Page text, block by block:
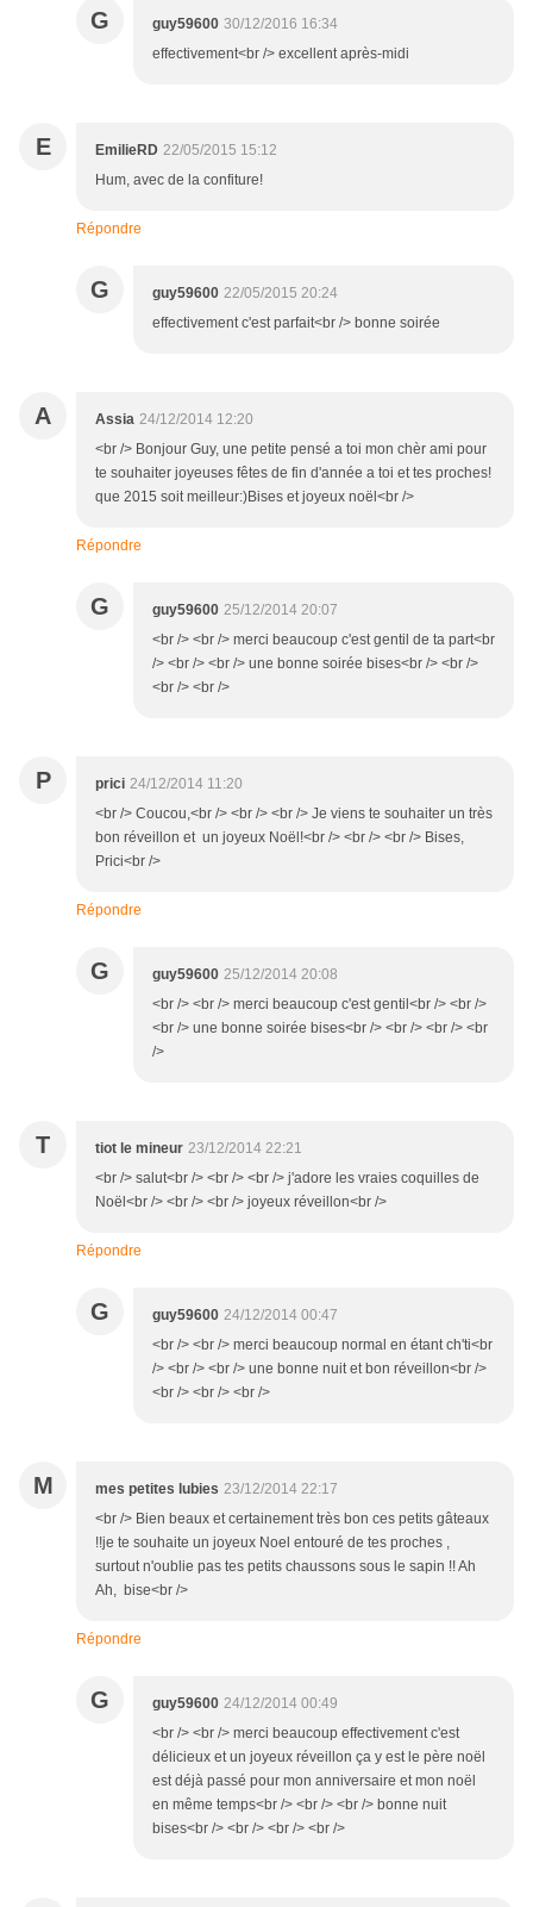
G guy59600 30/12/2016 16:34
effectivement<br /> excellent après-midi
E EmilieRD 22/05/2015 15:12
Hum, avec de la confiture!
Répondre
G guy59600 22/05/2015 20:24
effectivement c'est parfait<br /> bonne soirée
A Assia 24/12/2014 12:20
<br /> Bonjour Guy, une petite pensé a toi mon chèr ami pour
te souhaiter joyeuses fêtes de fin d'année a toi et tes proches!
que 2015 soit meilleur:)Bises et joyeux noël<br />
Répondre
G guy59600 25/12/2014 20:07
<br /> <br /> merci beaucoup c'est gentil de ta part<br
/> <br /> <br /> une bonne soirée bises<br /> <br />
<br /> <br />
P prici 24/12/2014 11:20
<br /> Coucou,<br /> <br /> <br /> Je viens te souhaiter un très
bon réveillon et un joyeux Noël!<br /> <br /> <br /> Bises,
Prici<br />
Répondre
G guy59600 25/12/2014 20:08
<br /> <br /> merci beaucoup c'est gentil<br /> <br />
<br /> une bonne soirée bises<br /> <br /> <br /> <br
/>
T tiot le mineur 23/12/2014 22:21
<br /> salut<br /> <br /> <br /> j'adore les vraies coquilles de
Noël<br /> <br /> <br /> joyeux réveillon<br />
Répondre
G guy59600 24/12/2014 00:47
<br /> <br /> merci beaucoup normal en étant ch'ti<br
/> <br /> <br /> une bonne nuit et bon réveillon<br />
<br /> <br /> <br />
M mes petites lubies 23/12/2014 22:17
<br /> Bien beaux et certainement très bon ces petits gâteaux
!!je te souhaite un joyeux Noel entouré de tes proches ,
surtout n'oublie pas tes petits chaussons sous le sapin !! Ah
Ah, bise<br />
Répondre
G guy59600 24/12/2014 00:49
<br /> <br /> merci beaucoup effectivement c'est
délicieux et un joyeux réveillon ça y est le père noël
est déjà passé pour mon anniversaire et mon noël
en même temps<br /> <br /> <br /> bonne nuit
bises<br /> <br /> <br /> <br />